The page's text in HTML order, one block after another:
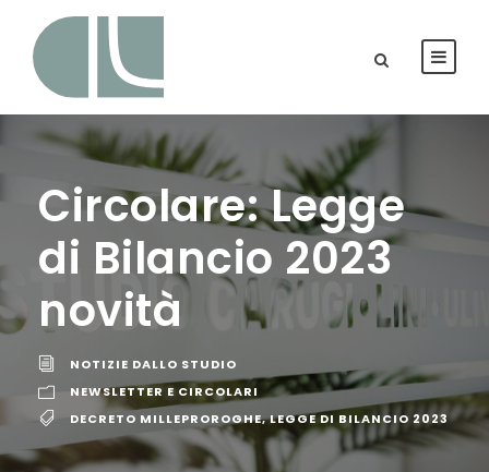
Circolare: Legge
di Bilancio 2023
novità
NOTIZIE DALLO STUDIO
NEWSLETTER E CIRCOLARI
DECRETO MILLEPROROGHE,LEGGE DI BILANCIO 2023